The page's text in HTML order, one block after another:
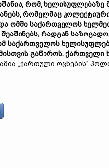
რომ,
რომელმაც
ომში საქართველოს
რადგან
საქართველოს
გაწიროს. ქართველი
„ქართული ოცნების“